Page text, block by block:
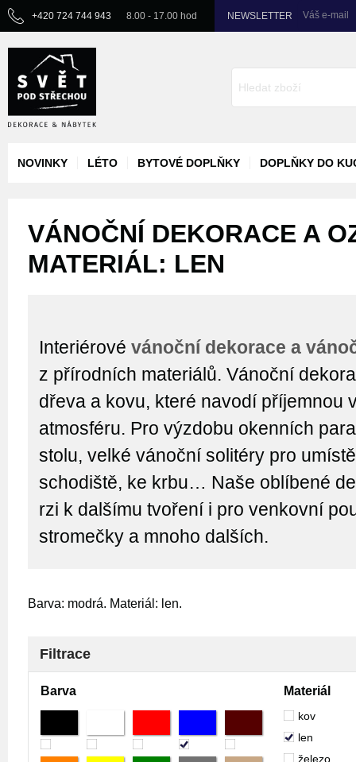
+420 724 744 943 8.00 - 17.00 hod NEWSLETTER Váš e-mail
NOVINKY LÉTO BYTOVÉ DOPLŇKY DOPLŇKY DO
VÁNOČNÍ DEKORACE A
MATERIÁL: LEN
Interiérové vánoční dekorace a
z přírodních materiálů. Vánoční
dřeva a kovu, které navodí příjemnou
atmosféru. Pro výzdobu okenních
stolu, velké vánoční solitéry pro
schodiště, ke krbu… Naše oblíbené
rzi k dalšímu tvoření i pro venkovní
stromečky a mnoho dalších.
Barva: modrá. Materiál: len.
Filtrace
Barva Materiál
kov
len
železo